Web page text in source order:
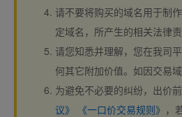
请不要将购买的域名用于制
定域名，所产生的相关法律
请您知悉并理解，您在我司
何其它附加价值。如因交易
为避免不必要的纠纷，出价
议》
《一口价交易规则》 ，